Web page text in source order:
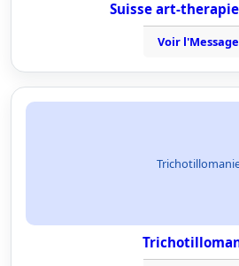
Suisse art-
Voir l'Message